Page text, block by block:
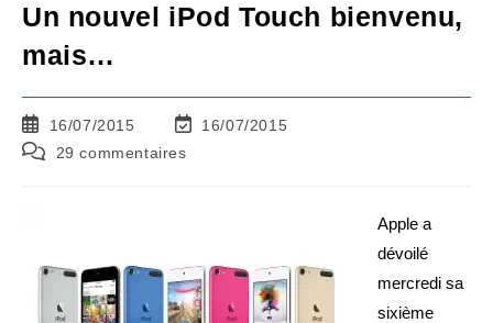
Un nouvel iPod Touch bienvenu,
mais…
Publication
publiée :
16/07/2015
Dernière
16/07/2015
Commentaires
29 commentaires
Apple a
dévoilé
mercredi sa
sixième